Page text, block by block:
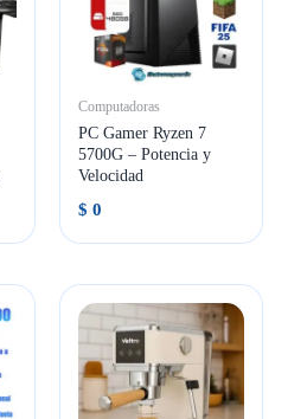
Computadoras
PC Gamer Ryzen 7
5700G – Potencia y
Velocidad
$ 0